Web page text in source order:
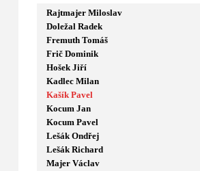
Rajtmajer Miloslav
Doležal Radek
Fremuth Tomáš
Frič Dominik
Hošek Jiří
Kadlec Milan
Kašík Pavel
Kocum Jan
Kocum Pavel
Lešák Ondřej
Lešák Richard
Majer Václav